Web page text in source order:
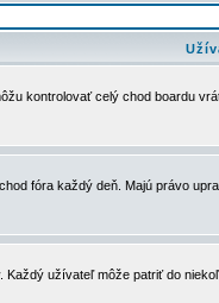
kontrolovať celý chod boardu
fóra každý deň. Majú právo
užívateľ môže patriť do